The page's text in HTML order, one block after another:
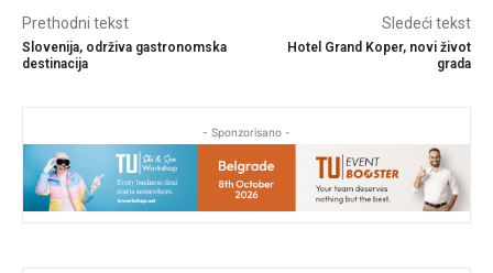
Prethodni tekst
Slovenija, održiva gastronomska
destinacija
Sledeći tekst
Hotel Grand Koper, novi život
grada
- Sponzorisano -